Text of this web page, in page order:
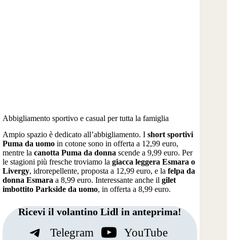
Abbigliamento sportivo e casual per tutta la famiglia
Ampio spazio è dedicato all’abbigliamento. I short sportivi
Puma da uomo in cotone sono in offerta a 12,99 euro,
mentre la canotta Puma da donna scende a 9,99 euro. Per
le stagioni più fresche troviamo la giacca leggera Esmara o
Livergy, idrorepellente, proposta a 12,99 euro, e la felpa da
donna Esmara a 8,99 euro. Interessante anche il gilet
imbottito Parkside da uomo, in offerta a 8,99 euro.
Ricevi il volantino Lidl in anteprima!
Telegram
YouTube